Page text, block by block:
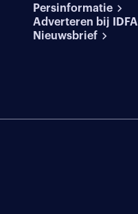
Persinformatie
Adverteren bij IDFA
Nieuwsbrief